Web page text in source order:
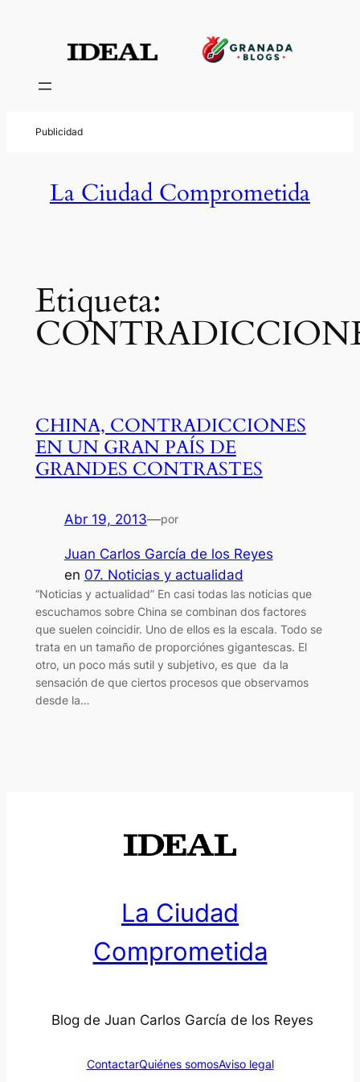
contenido
La Ciudad Comprometida
Etiqueta:
CHINA, CONTRADICCIONES
EN UN GRAN PAÍS DE
GRANDES CONTRASTES
Abr 19, 2013—por
Juan Carlos García de los Reyes
en 07. Noticias y actualidad
“Noticias y actualidad” En casi todas las noticias que
escuchamos sobre China se combinan dos factores
que suelen coincidir. Uno de ellos es la escala. Todo se
trata en un tamaño de proporciónes gigantescas. El
otro, un poco más sutil y subjetivo, es que da la
sensación de que ciertos procesos que observamos
desde la…
La Ciudad
Comprometida
Blog de Juan Carlos García de los Reyes
ContactarQuiénes somosAviso legal